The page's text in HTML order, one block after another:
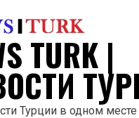
TURK |
Турции в одном месте